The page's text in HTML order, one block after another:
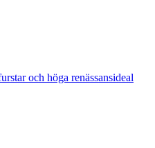
och höga renässansideal